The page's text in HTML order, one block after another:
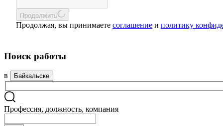
Продолжить
Продолжая, вы принимаете соглашение и политику
Поиск работы
в Байкальске
Профессия, должность, компания